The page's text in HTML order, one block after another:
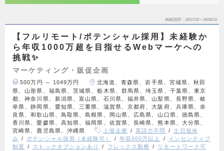
掲載期間 26/07/28～26/08/10
【フルリモート/ポテンシャル採用】未経験か
ら年収1000万超を目指せるWebマーケへの
挑戦✨
マーケティング・販促企画
500万円 ～ 1049万円
北海道、青森県、岩手県、宮城県、秋田
県、山形県、福島県、茨城県、栃木県、群馬県、埼玉県、千葉県、東京
都、神奈川県、新潟県、富山県、石川県、福井県、山梨県、長野県、岐
阜県、静岡県、愛知県、三重県、滋賀県、京都府、大阪府、兵庫県、奈
良県、和歌山県、鳥取県、島根県、岡山県、広島県、山口県、徳島県、
香川県、愛媛県、高知県、福岡県、佐賀県、長崎県、熊本県、大分県、
宮崎県、鹿児島県、沖縄県
上場企業 英語力不問
土日祝休
み
ポテンシャル採用（未経験可） 年収600万以上
インセンティブ
制度
ストックオプションあり フレックス勤務
リモートワーク可